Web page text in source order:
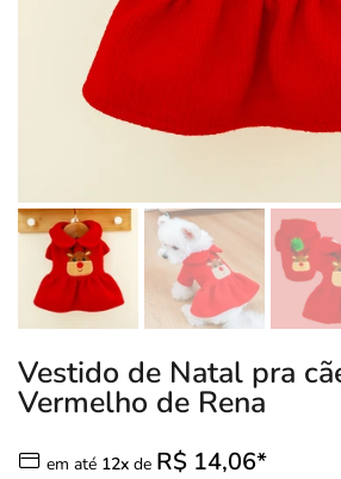
Vestido de Natal pra
Vermelho de Rena
em até 12x de R$ 14,06*